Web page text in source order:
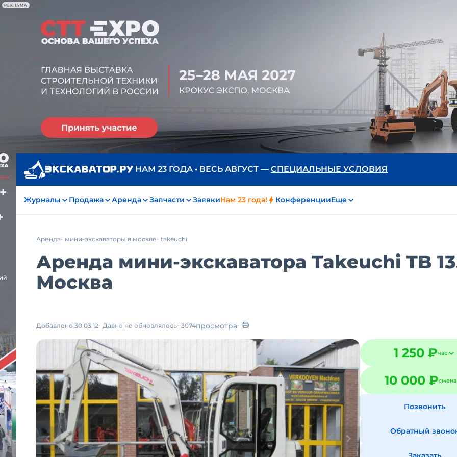
РЕКЛАМА
НАМ 23 ГОДА • ВЕСЬ АВГУСТ — СПЕЦИАЛЬНЫЕ УСЛОВИЯ
Журналы Продажа Аренда Запчасти ЗаявкиНам 23 года! КонференцииЕще
Аренда мини-экскаваторы в москве takeuchi
Аренда мини-экскаватора Takeuchi TB
Москва
Добавлено 30.03.12 Давно не обновлялось 3074просмотра
1 250 ₽час
10 000 ₽смена
Позвонить
Обратный